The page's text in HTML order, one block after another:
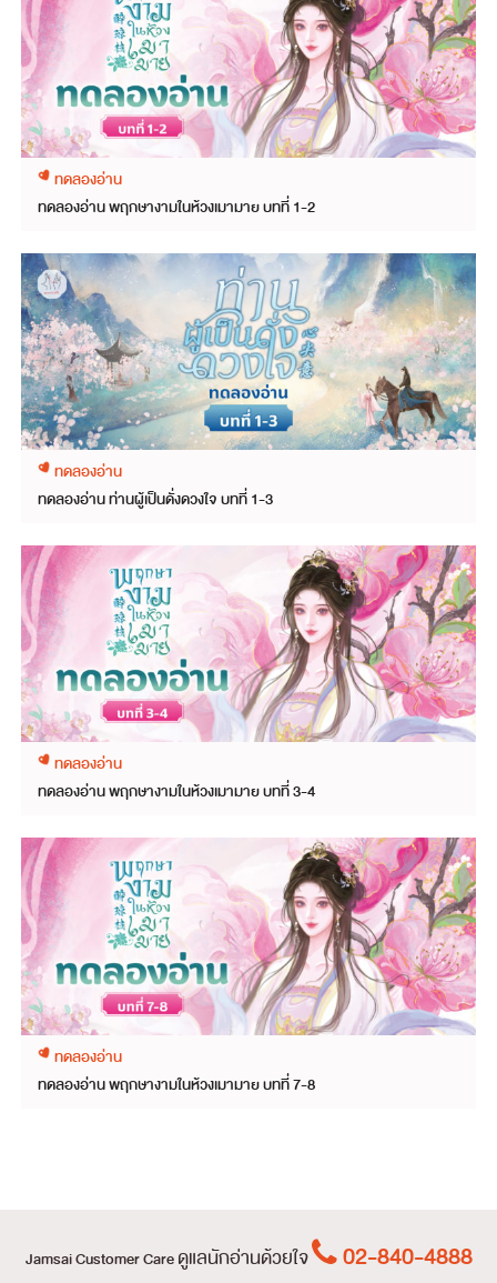
ทดลองอ่าน
ทดลองอ่าน พฤกษางามในห้วงเมามาย บทที่ 1-2
ทดลองอ่าน
ทดลองอ่าน ท่านผู้เป็นดั่งดวงใจ บทที่ 1-3
ทดลองอ่าน
ทดลองอ่าน พฤกษางามในห้วงเมามาย บทที่ 3-4
ทดลองอ่าน
ทดลองอ่าน พฤกษางามในห้วงเมามาย บทที่ 7-8
Jamsai Customer Careดูแลนักอ่านด้วยใจ 02-840-4888